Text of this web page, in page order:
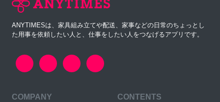
ANYTIMESは、家具組み立てや配送、家事などの日常のちょっとし
た用事を依頼したい人と、仕事をしたい人をつなげるアプリです。
COMPANY CONTENTS